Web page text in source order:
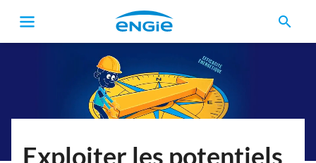
search
Exploiter les potentiels